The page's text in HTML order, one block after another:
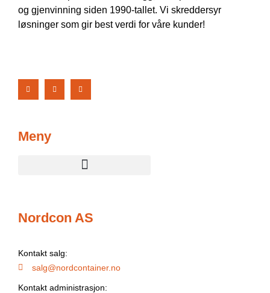
og gjenvinning siden 1990-tallet. Vi skreddersyr
løsninger som gir best verdi for våre kunder!
Meny
Nordcon AS
Kontakt salg:
salg@nordcontainer.no
Kontakt administrasjon: